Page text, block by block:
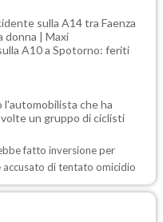
sulla A14 tra Faenza
donna | Maxi
A10 a Spotorno: feriti
l'automobilista che ha
un gruppo di ciclisti
fatto inversione per
accusato di tentato omicidio